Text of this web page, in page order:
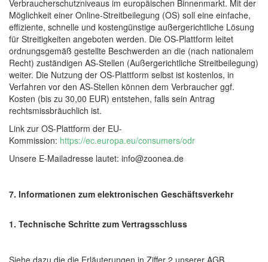
Verbraucherschutzniveaus im europäischen Binnenmarkt. Mit der
Möglichkeit einer Online-Streitbeilegung (OS) soll eine einfache,
effiziente, schnelle und kostengünstige außergerichtliche Lösung
für Streitigkeiten angeboten werden. Die OS-Plattform leitet
ordnungsgemäß gestellte Beschwerden an die (nach nationalem
Recht) zuständigen AS-Stellen (Außergerichtliche Streitbeilegung)
weiter. Die Nutzung der OS-Plattform selbst ist kostenlos, in
Verfahren vor den AS-Stellen können dem Verbraucher ggf.
Kosten (bis zu 30,00 EUR) entstehen, falls sein Antrag
rechtsmissbräuchlich ist.
Link zur OS-Plattform der EU-
Kommission: https://ec.europa.eu/consumers/odr
Unsere E-Mailadresse lautet: info@zoonea.de
7. Informationen zum elektronischen Geschäftsverkehr
1. Technische Schritte zum Vertragsschluss
Siehe dazu die die Erläuterungen in Ziffer 2 unserer AGB.